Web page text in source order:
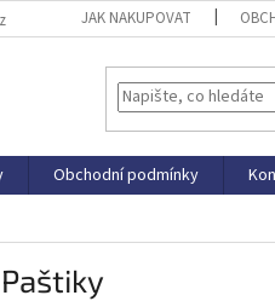
JAK NAKUPOVAT
Obchodní podmínky
Paštiky